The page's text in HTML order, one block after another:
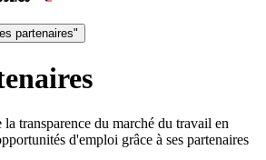
partenaires"
transparence du marché du travail en
d'emploi grâce à ses partenaires